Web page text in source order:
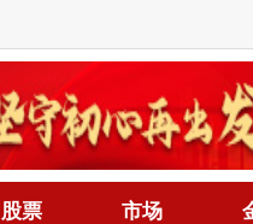
股票 市场